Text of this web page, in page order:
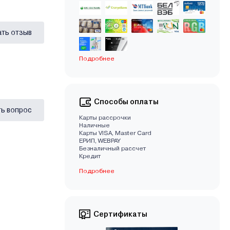
отзыв
вопрос
Подробнее
Способы оплаты
Карты рассрочки
Наличные
Карты VISA, Master Card
EРИП, WEBPAY
Безналичный рассчет
Кредит
Подробнее
Сертификаты